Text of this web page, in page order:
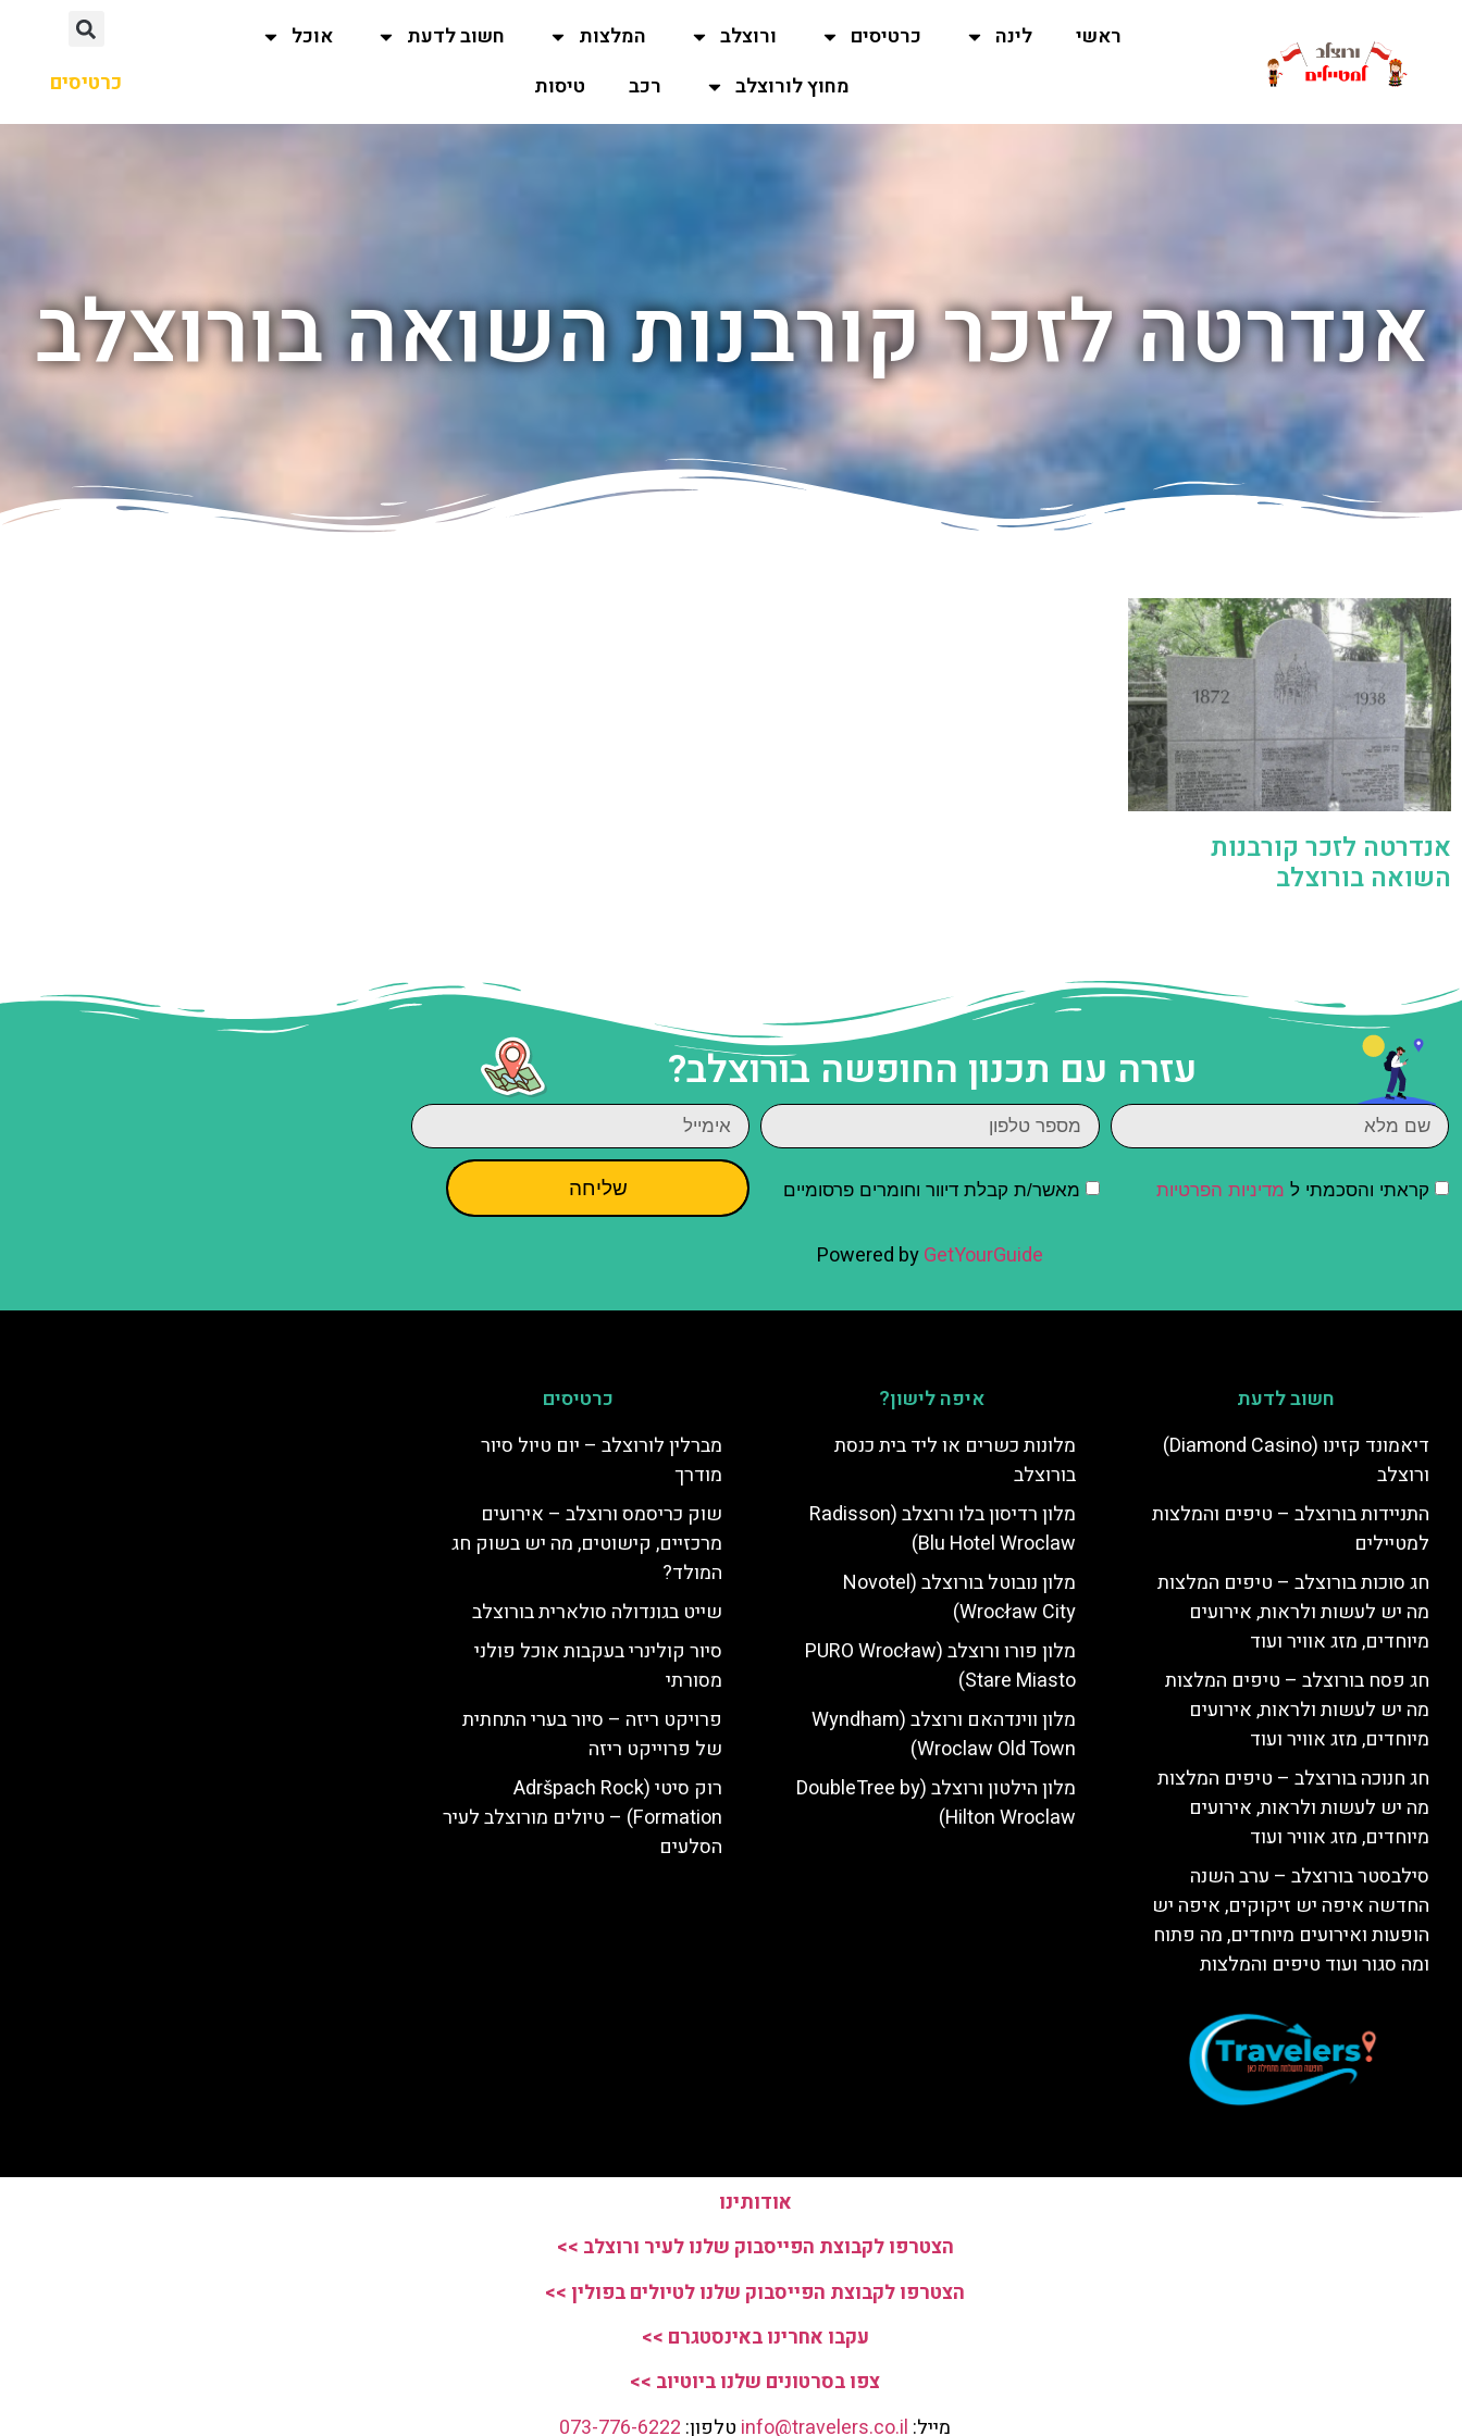
ראשי לינה כרטיסים ורוצלב המלצות חשוב לדעת
אוכל
מחוץ לורוצלב
רכב טיסות כרטיסים
אנדרטה לזכר קורבנות השואה בורוצלב
אנדרטה לזכר קורבנות
השואה בורוצלב
עזרה עם תכנון החופשה בורוצלב?
קראתי והסכמתי ל מדיניות הפרטיות מאשר/ת קבלת דיוור וחומרים פרסומיים שליחה
Powered byGetYourGuide
חשוב לדעת
דיאמונד קזינו (Diamond Casino)
ורוצלב
התניידות בורוצלב – טיפים והמלצות
למטיילים
חג סוכות בורוצלב – טיפים המלצות
מה יש לעשות ולראות, אירועים
מיוחדים, מזג אוויר ועוד
חג פסח בורוצלב – טיפים המלצות
מה יש לעשות ולראות, אירועים
מיוחדים, מזג אוויר ועוד
חג חנוכה בורוצלב – טיפים המלצות
מה יש לעשות ולראות, אירועים
מיוחדים, מזג אוויר ועוד
סילבסטר בורוצלב – ערב השנה
החדשה איפה יש זיקוקים, איפה יש
הופעות ואירועים מיוחדים, מה פתוח
ומה סגור ועוד טיפים והמלצות
איפה לישון?
מלונות כשרים או ליד בית כנסת
בורוצלב
מלון רדיסון בלו ורוצלב (Radisson
Blu Hotel Wroclaw)
מלון נובוטל בורוצלב (Novotel
Wrocław City)
מלון פורו ורוצלב (PURO Wrocław
Stare Miasto)
מלון ווינדהאם ורוצלב (Wyndham
Wroclaw Old Town)
מלון הילטון ורוצלב (DoubleTree by
Hilton Wroclaw)
כרטיסים
מברלין לורוצלב – יום טיול סיור
מודרך
שוק כריסמס ורוצלב – אירועים
מרכזיים, קישוטים, מה יש בשוק חג
המולד?
שייט בגונדולה סולארית בורוצלב
סיור קולינרי בעקבות אוכל פולני
מסורתי
פרויקט ריזה – סיור בערי התחתית
של פרוייקט ריזה
רוק סיטי (Adršpach Rock
Formation) – טיולים מורוצלב לעיר
הסלעים
אודותינו
הצטרפו לקבוצת הפייסבוק שלנו לעיר ורוצלב >>
הצטרפו לקבוצת הפייסבוק שלנו לטיולים בפולין >>
עקבו אחרינו באינסטגרם >>
צפו בסרטונים שלנו ביוטיוב >>
מייל:
טלפון: 073-776-6222